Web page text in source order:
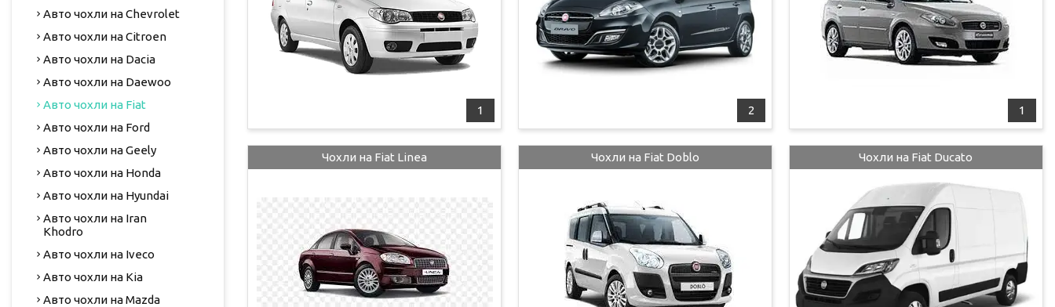
1 2 1
Чохли на Fiat Linea Чохли на Fiat Doblo Чохли на Fiat Ducato
Авто чохли на Chevrolet
Авто чохли на Citroen
Авто чохли на Dacia
Авто чохли на Daewoo
Авто чохли на Fiat
Авто чохли на Ford
Авто чохли на Geely
Авто чохли на Honda
Авто чохли на Hyundai
Авто чохли на Iran
Khodro
Авто чохли на Iveco
Авто чохли на Kia
Авто чохли на Mazda